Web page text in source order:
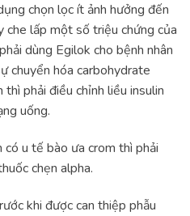
chọn lọc ít ảnh hưởng đến
che lấp một số triệu chứng của
dùng Egilok cho bệnh nhân
chuyển hóa carbohydrate
phải điều chỉnh liều insulin
uống.
có u tế bào ưa crom thì phải
chẹn alpha.
khi được can thiệp phẫu